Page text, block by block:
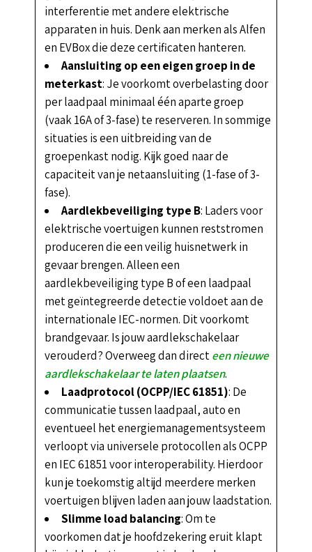
interferentie met andere elektrische
apparaten in huis. Denk aan merken als Alfen
en EVBox die deze certificaten hanteren.
Aansluiting op een eigen groep in de
meterkast: Je voorkomt overbelasting door
per laadpaal minimaal één aparte groep
(vaak 16A of 3-fase) te reserveren. In sommige
situaties is een uitbreiding van de
groepenkast nodig. Kijk goed naar de
capaciteit van je netaansluiting (1-fase of 3-
fase).
Aardlekbeveiliging type B: Laders voor
elektrische voertuigen kunnen reststromen
produceren die een veilig huisnetwerk in
gevaar brengen. Alleen een
aardlekbeveiliging type B of een laadpaal
met geïntegreerde detectie voldoet aan de
internationale IEC-normen. Dit voorkomt
brandgevaar. Is jouw aardlekschakelaar
verouderd? Overweeg dan directeen nieuwe
aardlekschakelaar te laten plaatsen.
Laadprotocol (OCPP/IEC 61851): De
communicatie tussen laadpaal, auto en
eventueel het energiemanagementsysteem
verloopt via universele protocollen als OCPP
en IEC 61851 voor interoperability. Hierdoor
kun je toekomstig altijd meerdere merken
voertuigen blijven laden aan jouw laadstation.
Slimme load balancing: Om te
voorkomen dat je hoofdzekering eruit klapt